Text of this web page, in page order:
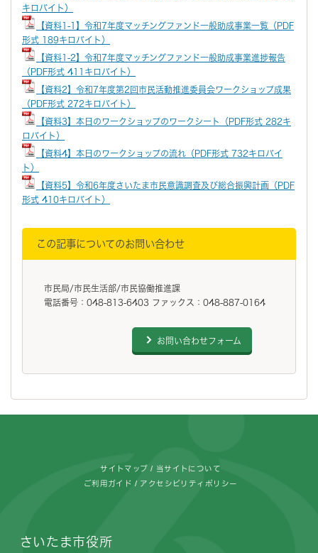
キロバイト）
【資料1-1】令和7年度マッチングファンド一般助成事業一覧（PDF
形式 189キロバイト ）
【資料1-2】令和7年度マッチングファンド一般助成事業進捗報告
（PDF形式 411キロバイト）
【資料2】令和7年度第2回市民活動推進委員会ワークショップ成果
（PDF形式 272キロバイト）
【資料3】本日のワークショップのワークシート（PDF形式 282キ
ロバイト）
【資料4】本日のワークショップの流れ（PDF形式 732キロバイ
ト）
【資料5】令和6年度さいたま市民意識調査及び総合振興計画（PDF
形式 410キロバイト）
この記事についてのお問い合わせ
市民局/市民生活部/市民協働推進課
電話番号：048-813-6403 ファックス：048-887-0164
お問い合わせフォーム
サイトマップ 当サイトについて
ご利用ガイド アクセシビリティポリシー
さいたま市役所